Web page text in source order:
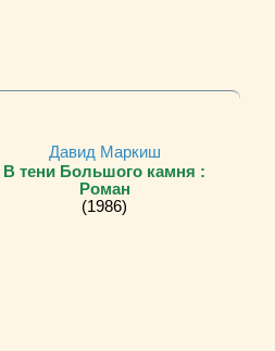
Давид Маркиш
В тени Большого камня :
Роман
(1986)